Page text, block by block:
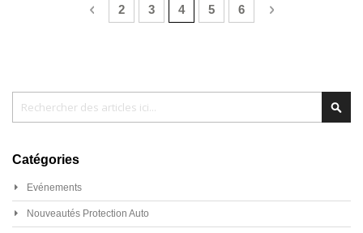
Page
Précédent
Page
2 Page
3 Vous lisez actuellement la page
4 Page
5 Page
6 Page
Suivant
Catégories
Evénements
Nouveautés Protection Auto